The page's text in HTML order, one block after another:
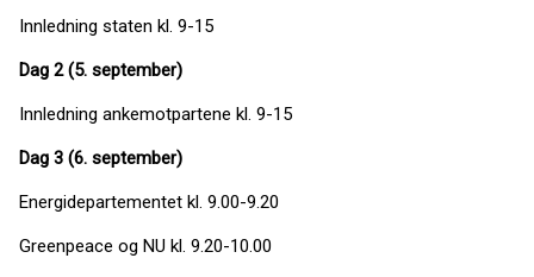
Innledning staten kl. 9-15
Dag 2 (5. september)
Innledning ankemotpartene kl. 9-15
Dag 3 (6. september)
Energidepartementet kl. 9.00-9.20
Greenpeace og NU kl. 9.20-10.00